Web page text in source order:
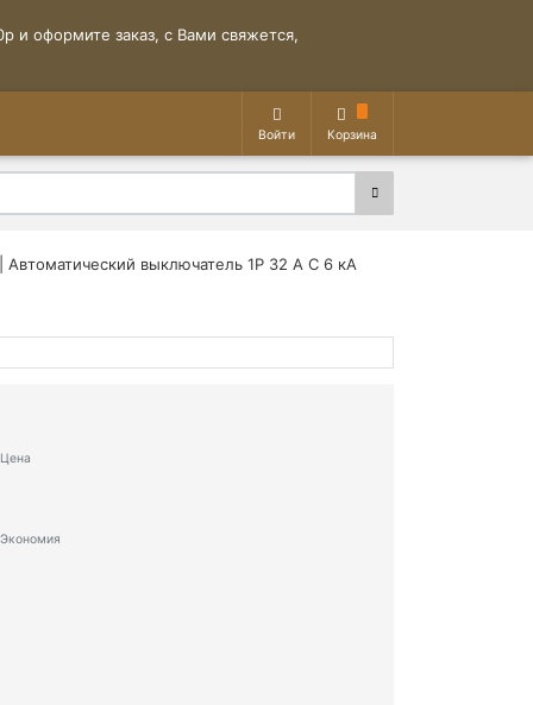
и оформите заказ, с Вами свяжется,
Войти Корзина
Автоматический выключатель 1P 32 A C 6 кА
Цена
Экономия